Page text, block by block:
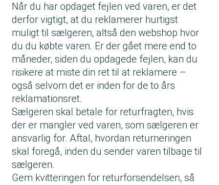
Når du har opdaget fejlen ved varen, er det
derfor vigtigt, at du reklamerer hurtigst
muligt til sælgeren, altså den webshop hvor
du du købte varen. Er der gået mere end to
måneder, siden du opdagede fejlen, kan du
risikere at miste din ret til at reklamere –
også selvom det er inden for de to års
reklamationsret.
Sælgeren skal betale for returfragten, hvis
der er mangler ved varen, som sælgeren er
ansvarlig for. Aftal, hvordan returneringen
skal foregå, inden du sender varen tilbage til
sælgeren.
Gem kvitteringen for returforsendelsen, så